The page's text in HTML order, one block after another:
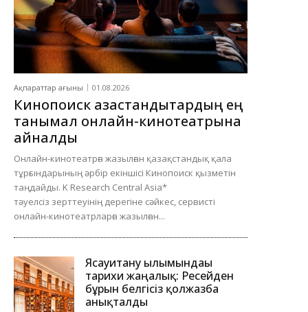
Ақпараттар ағыны 01.08.2026
Кинопоиск қазақстандықтардың ең
танымал онлайн-кинотеатрына
айналды
Онлайн-кинотеатрға жазылған қазақстандық қала
тұрғындарының әрбір екіншісі Кинопоиск қызметін
таңдайды. K Research Central Asia*
тәуелсіз зерттеуінің дерегіне сәйкес, сервисті
онлайн-кинотеатрларға жазылған...
Ясауитану ғылымындағы
тарихи жаңалық: Ресейден
бұрын белгісіз қолжазба
анықталды